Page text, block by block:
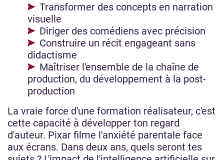
Transformer des concepts en narration
visuelle
Diriger des comédiens avec précision
Construire un récit engageant sans
didactisme
Maîtriser l'ensemble de la chaîne de
production, du développement à la post-
production
La vraie force d'une formation réalisateur, c'est
cette capacité à développer ton regard
d'auteur. Pixar filme l'anxiété parentale face
aux écrans. Dans deux ans, quels seront tes